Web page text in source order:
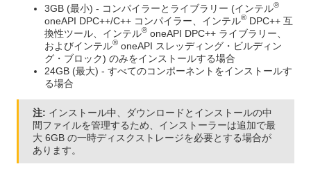
3GB (最小) - コンパイラーとライブラリー (インテル®
oneAPI DPC++/C++ コンパイラー、インテル® DPC++ 互
換性ツール、インテル® oneAPI DPC++ ライブラリー、
およびインテル® oneAPI スレッディング・ビルディン
グ・ブロック) のみをインストールする場合
24GB (最大) - すべてのコンポーネントをインストールす
る場合
注: インストール中、ダウンロードとインストールの中
間ファイルを管理するため、インストーラーは追加で最
大 6GB の一時ディスクストレージを必要とする場合が
あります。